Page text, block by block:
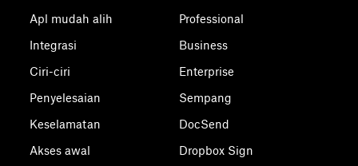
Apl mudah alih
Integrasi
Ciri-ciri
Penyelesaian
Keselamatan
Akses awal
Professional
Business
Enterprise
Sempang
DocSend
Dropbox Sign